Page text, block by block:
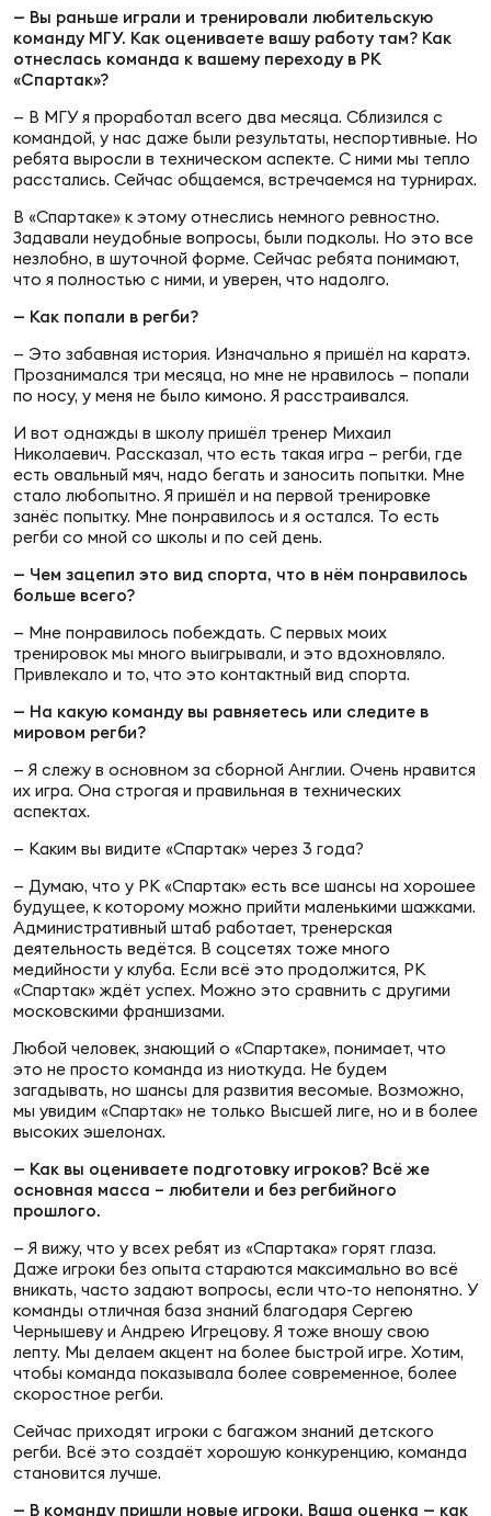
— Вы раньше играли и тренировали любительскую
команду МГУ. Как оцениваете вашу работу там? Как
отнеслась команда к вашему переходу в РК
«Спартак»?
— В МГУ я проработал всего два месяца. Сблизился с
командой, у нас даже были результаты, неспортивные. Но
ребята выросли в техническом аспекте. С ними мы тепло
расстались. Сейчас общаемся, встречаемся на турнирах.
В «Спартаке» к этому отнеслись немного ревностно.
Задавали неудобные вопросы, были подколы. Но это все
незлобно, в шуточной форме. Сейчас ребята понимают,
что я полностью с ними, и уверен, что надолго.
— Как попали в регби?
— Это забавная история. Изначально я пришёл на каратэ.
Прозанимался три месяца, но мне не нравилось – попали
по носу, у меня не было кимоно. Я расстраивался.
И вот однажды в школу пришёл тренер Михаил
Николаевич. Рассказал, что есть такая игра – регби, где
есть овальный мяч, надо бегать и заносить попытки. Мне
стало любопытно. Я пришёл и на первой тренировке
занёс попытку. Мне понравилось и я остался. То есть
регби со мной со школы и по сей день.
— Чем зацепил это вид спорта, что в нём понравилось
больше всего?
— Мне понравилось побеждать. С первых моих
тренировок мы много выигрывали, и это вдохновляло.
Привлекало и то, что это контактный вид спорта.
— На какую команду вы равняетесь или следите в
мировом регби?
— Я слежу в основном за сборной Англии. Очень нравится
их игра. Она строгая и правильная в технических
аспектах.
— Каким вы видите «Спартак» через 3 года?
— Думаю, что у РК «Спартак» есть все шансы на хорошее
будущее, к которому можно прийти маленькими шажками.
Административный штаб работает, тренерская
деятельность ведётся. В соцсетях тоже много
медийности у клуба. Если всё это продолжится, РК
«Спартак» ждёт успех. Можно это сравнить с другими
московскими франшизами.
Любой человек, знающий о «Спартаке», понимает, что
это не просто команда из ниоткуда. Не будем
загадывать, но шансы для развития весомые. Возможно,
мы увидим «Спартак» не только Высшей лиге, но и в более
высоких эшелонах.
— Как вы оцениваете подготовку игроков? Всё же
основная масса – любители и без регбийного
прошлого.
— Я вижу, что у всех ребят из «Спартака» горят глаза.
Даже игроки без опыта стараются максимально во всё
вникать, часто задают вопросы, если что-то непонятно. У
команды отличная база знаний благодаря Сергею
Чернышеву и Андрею Игрецову. Я тоже вношу свою
лепту. Мы делаем акцент на более быстрой игре. Хотим,
чтобы команда показывала более современное, более
скоростное регби.
Сейчас приходят игроки с багажом знаний детского
регби. Всё это создаёт хорошую конкуренцию, команда
становится лучше.
— В команду пришли новые игроки. Ваша оценка — как